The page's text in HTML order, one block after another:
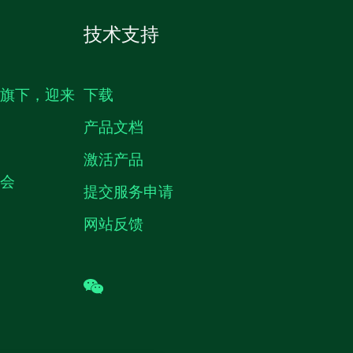
下，迎来
技术支持
下载
产品文档
激活产品
提交服务申请
网站反馈
wechat